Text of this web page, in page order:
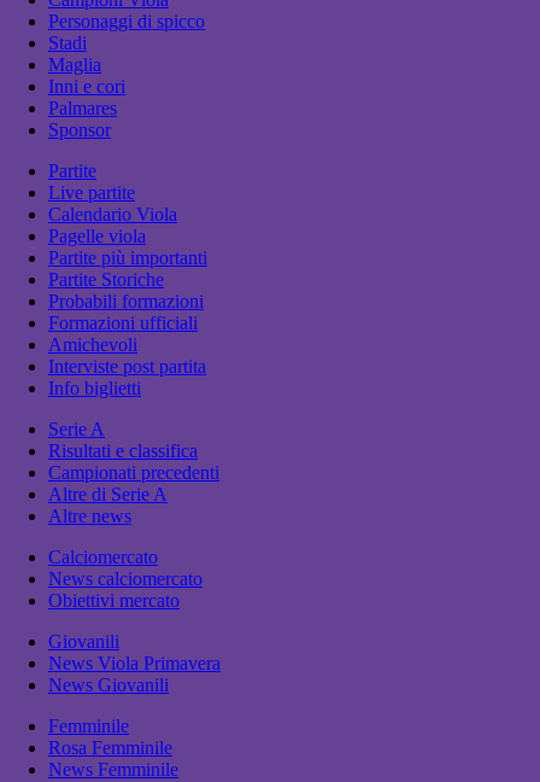
Personaggi di spicco
Stadi
Maglia
Inni e cori
Palmares
Sponsor
Partite
Live partite
Calendario Viola
Pagelle viola
Partite più importanti
Partite Storiche
Probabili formazioni
Formazioni ufficiali
Amichevoli
Interviste post partita
Info biglietti
Serie A
Risultati e classifica
Campionati precedenti
Altre di Serie A
Altre news
Calciomercato
News calciomercato
Obiettivi mercato
Giovanili
News Viola Primavera
News Giovanili
Femminile
Rosa Femminile
News Femminile